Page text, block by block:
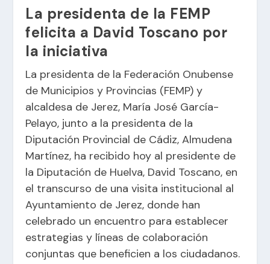
La presidenta de la FEMP
felicita a David Toscano por
la iniciativa
La presidenta de la Federación Onubense
de Municipios y Provincias (FEMP) y
alcaldesa de Jerez, María José García-
Pelayo, junto a la presidenta de la
Diputación Provincial de Cádiz, Almudena
Martínez, ha recibido hoy al presidente de
la Diputación de Huelva, David Toscano, en
el transcurso de una visita institucional al
Ayuntamiento de Jerez, donde han
celebrado un encuentro para establecer
estrategias y líneas de colaboración
conjuntas que beneficien a los ciudadanos.